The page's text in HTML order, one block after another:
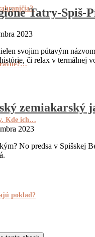
Kde ich…
poklad?
Tatry-Spiš-
2023
svojim pútavým
či relax v termálnej
zemiakarský
2023
No predsa v Spišskej